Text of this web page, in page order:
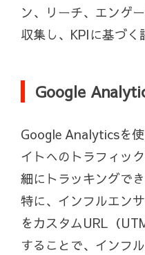
ン、リーチ、エンゲ
収集し、KPIに基づく
Google
Google Analyticsを
イトへのトラフィッ
細にトラッキングでき
特に、インフルエン
をカスタムURL（
することで、インフ